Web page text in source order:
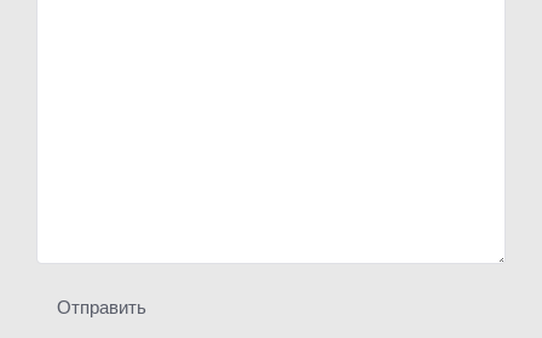
Отправить